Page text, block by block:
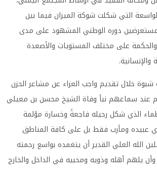
التي شكلت شوكة الميزان فيما بين
دوره الوطني المشهود على مدى
على مختلف المستويات والأصعدة
والإنسانية.
خلال تقديم واجب العزاء عن مشاعر الحزن
عند سماعهم نبأ وفاة الشيخ محسن بن معيلي
الذي شكل رحيله فاجعةً وخسارة مؤلمة
عبيده ومأرب فقط بل على كافة المناطق
الله العلي القدير أن يتغمده بواسع رحمته
يلهم أهله وذويه ومحبيه في الداخل والخارج